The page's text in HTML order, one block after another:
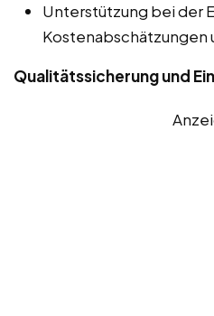
Unterstützung bei der
Kostenabschätzungen
Qualitätssicherung und